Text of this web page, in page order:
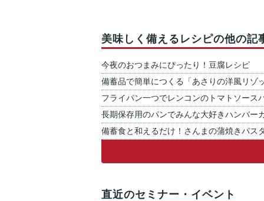
美味しく備えるレシピの他の記
今夜のおつまみにぴったり！豆腐レシピ
備蓄品で簡単につくる「あさりの洋風リゾッ
フライパン一つでレンコンのトマトソース
長期保存用のパンでみんな大好きハンバー
備蓄食と和えるだけ！さんまの蒲焼きパス
直近のセミナー・イベント